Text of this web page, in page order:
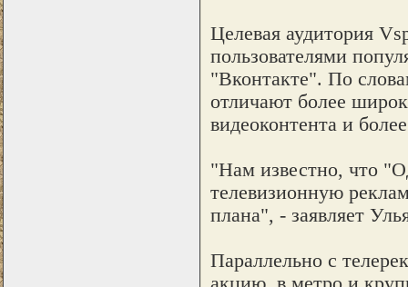
Целевая аудитория
пользователями
"Вконтакте". По
отличают более
видеоконтента и
"Нам известно, что
телевизионную
плана", - заявляет
Параллельно с